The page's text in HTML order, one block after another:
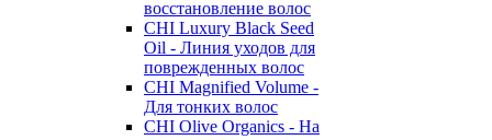
восстановление волос
CHI Luxury Black Seed
Oil - Линия уходов для
поврежденных волос
CHI Magnified Volume -
Для тонких волос
CHI Olive Organics - На